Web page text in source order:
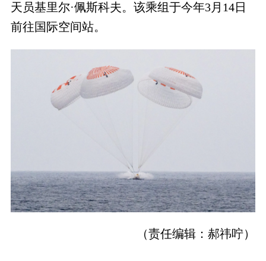
天员基里尔·佩斯科夫。该乘组于今年3月14日
前往国际空间站。
（责任编辑：郝祎咛）